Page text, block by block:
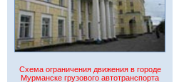
Схема ограничения движения в городе
Мурманске грузового автотранспорта